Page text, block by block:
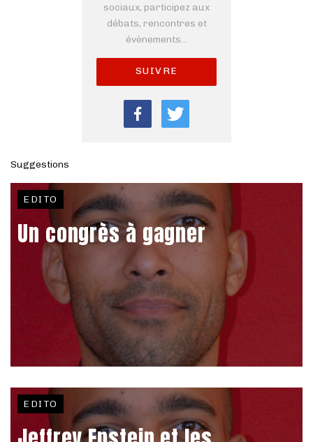
sociaux, participez aux
débats, rencontres et
évènements...
SUIVRE
Suggestions
EDITO
Un congrès à gagner
EDITO